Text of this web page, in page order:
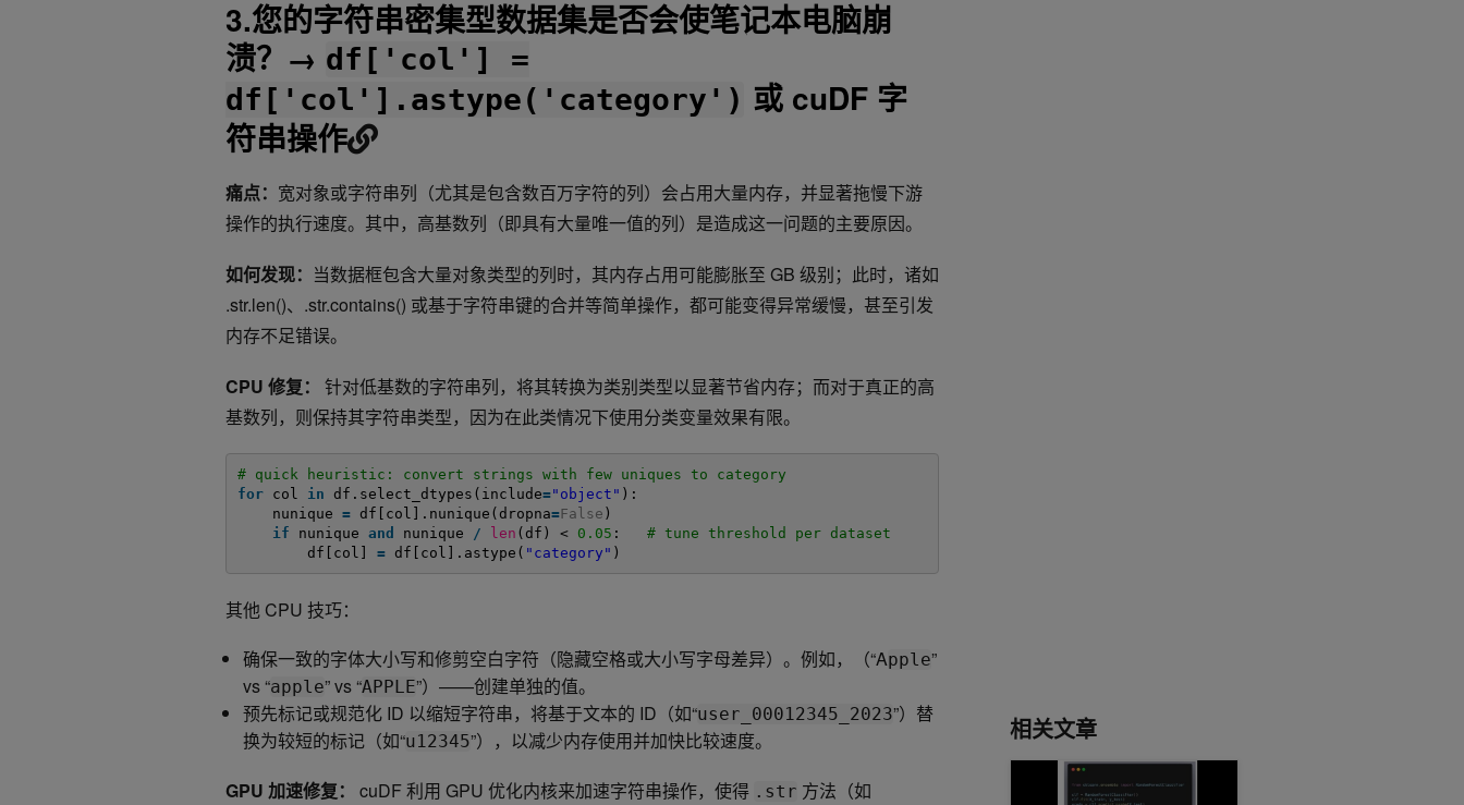
3.您的字符串密集型数据集是否会使笔记本电脑崩
溃？→ df['col'] =
df['col'].astype('category') 或 cuDF 字
符串操作
痛点： 宽对象或字符串列（尤其是包含数百万字符的列）会占用大量内存，并显著拖慢下游
操作的执行速度。其中，高基数列（即具有大量唯一值的列）是造成这一问题的主要原因。
如何发现： 当数据框包含大量对象类型的列时，其内存占用可能膨胀至 GB 级别；此时，诸如
.str.len()、.str.contains() 或基于字符串键的合并等简单操作，都可能变得异常缓慢，甚至引发
内存不足错误。
CPU 修复：
针对低基数的字符串列，将其转换为类别类型以显著节省内存；而对于真正的高
基数列，则保持其字符串类型，因为在此类情况下使用分类变量效果有限。
# quick heuristic: convert strings with few uniques to category
for
col in df.select_dtypes(include="object" ):
nunique = df[col].nunique(dropna=False )
if
nunique and nunique / len (df) < 0.05 : # tune threshold per dataset
df[col] = df[col].astype( "category" )
其他 CPU 技巧：
确保一致的字体大小写和修剪空白字符（隐藏空格或大小写字母差异）。例如，（“Apple”
vs “apple” vs “APPLE”）——创建单独的值。
预先标记或规范化 ID 以缩短字符串，将基于文本的 ID（如“user_00012345_2023”）替
换为较短的标记（如“u12345”），以减少内存使用并加快比较速度。
GPU 加速修复：
cuDF 利用 GPU 优化内核来加速字符串操作，使得 .str 方法（如
相关文章
7 种可即时加速 Python 数据科学工作流程的插入式替代方案